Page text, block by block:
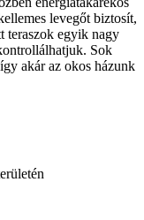
levegőt biztosít,
teraszok egyik nagy
Sok
akár az okos házunk